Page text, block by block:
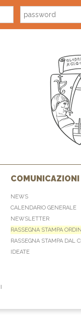
COMUNICAZIONI
NEWS
CALENDARIO GENERALE
NEWSLETTER
RASSEGNA STAMPA
RASSEGNA STAMPA DAL
IDEATE